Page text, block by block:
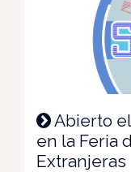
Abierto
en la Feria
Extranjeras